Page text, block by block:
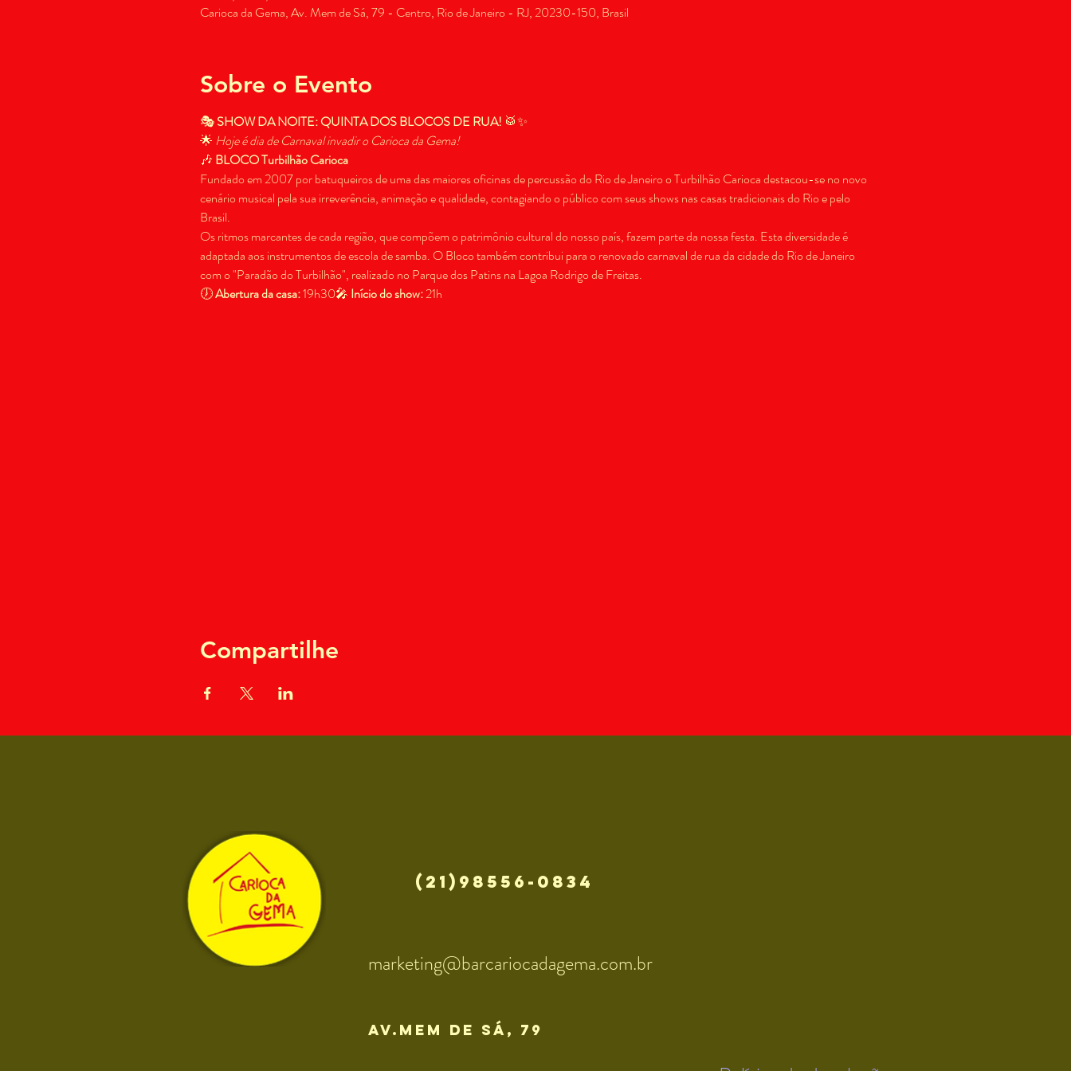
Carioca da Gema, Av. Mem de Sá, 79 - Centro, Rio de Janeiro - RJ, 20230-150, Brasil
Sobre o Evento
🎭 SHOW DA NOITE: QUINTA DOS BLOCOS DE RUA! 🥁✨
🌟 Hoje é dia de Carnaval invadir o Carioca da Gema!
🎶 BLOCO Turbilhão Carioca
Fundado em 2007 por batuqueiros de uma das maiores oficinas de percussão do Rio de Janeiro o Turbilhão Carioca destacou-se no novo
cenário musical pela sua irreverência, animação e qualidade, contagiando o público com seus shows nas casas tradicionais do Rio e pelo
Brasil.
Os ritmos marcantes de cada região, que compõem o patrimônio cultural do nosso país, fazem parte da nossa festa. Esta diversidade é
adaptada aos instrumentos de escola de samba. O Bloco também contribui para o renovado carnaval de rua da cidade do Rio de Janeiro
com o "Paradão do Turbilhão", realizado no Parque dos Patins na Lagoa Rodrigo de Freitas.
🕖 Abertura da casa: 19h30🎤 Início do show: 21h
Compartilhe
(21)98556-0834
marketing@barcariocadagema.com.br
av.mem de sÁ, 79